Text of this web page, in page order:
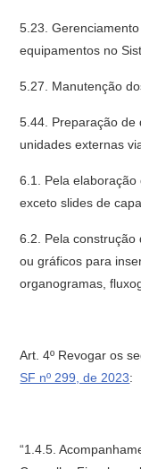
5.23.
equipamentos no
5.27. Manutenção
5.44. Preparação de
unidades externas
6.1. Pela elaboração
exceto slides de
6.2. Pela
ou gráficos para
organogramas,
Art. 4º Revogar os
SF nº 299, de 2023:
“1.4.5.